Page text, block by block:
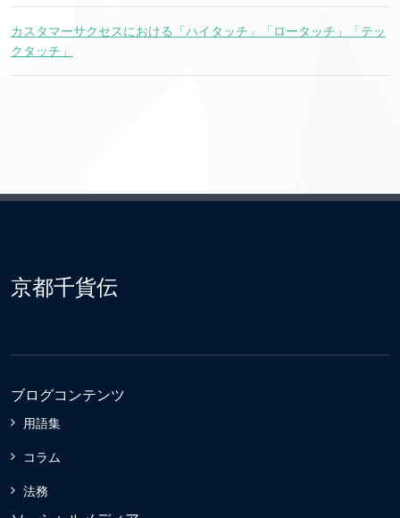
カスタマーサクセスにおける「ハイタッチ」「ロータッチ」「テッ
クタッチ」
京都千貨伝
ブログコンテンツ
用語集
コラム
法務